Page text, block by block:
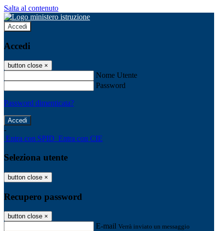
Salta al contenuto
Accedi
Accedi
button close ×
Nome Utente
Password
Password dimenticata?
-
Entra con SPID Entra con CIE
Seleziona utente
button close ×
Recupero password
button close ×
E-mail Verrà inviato un messaggio